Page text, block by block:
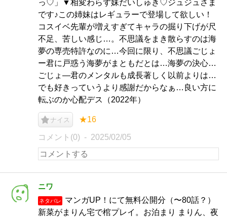
っ♡」▼相変わらず妹だいしゅき♡ジュジュさま
です♪この姉妹はレギュラーで登場して欲しい！
コスイベ先輩が増えすぎてキャラの掘り下げが尺
不足、苦しい感じ…。不思議をまき散らすのは海
夢の専売特許なのに…今回に限り、不思議ごじょ
ー君に戸惑う海夢がまともだとは…海夢の決心…
ごじょ―君のメンタルも成長著しく以前よりは…
でも好きっていうより感謝だからなぁ…良い方に
転ぶのか心配デス（2022年）
ナイス ★16
コメント(0) 2025/02/05
ニワ
ネタバレ
マンガUP！にて無料公開分（〜80話？）
新菜がまりん宅で棺プレイ。お泊まり まりん、夜